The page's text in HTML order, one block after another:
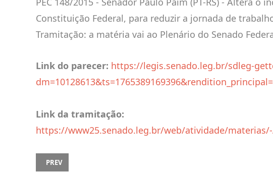
Constituição Federal, para reduzir a jornada de
Tramitação: a matéria vai ao Plenário do Senado
Link do parecer: https://legis.senado.leg.br/sdleg-
Link da tramitação:
https://www25.senado.leg.br/web/atividade/
PREVIOUS ARTICLE: PREVÊ CARGA DE TRABALHO SEMANAL DE NO
PREV